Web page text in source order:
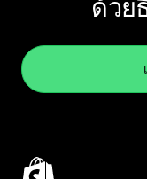
ด้วย